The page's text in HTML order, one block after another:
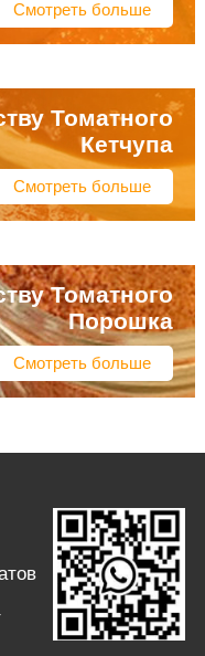
Смотреть больше
Томатного
Кетчупа
Смотреть больше
Томатного
Порошка
Смотреть больше